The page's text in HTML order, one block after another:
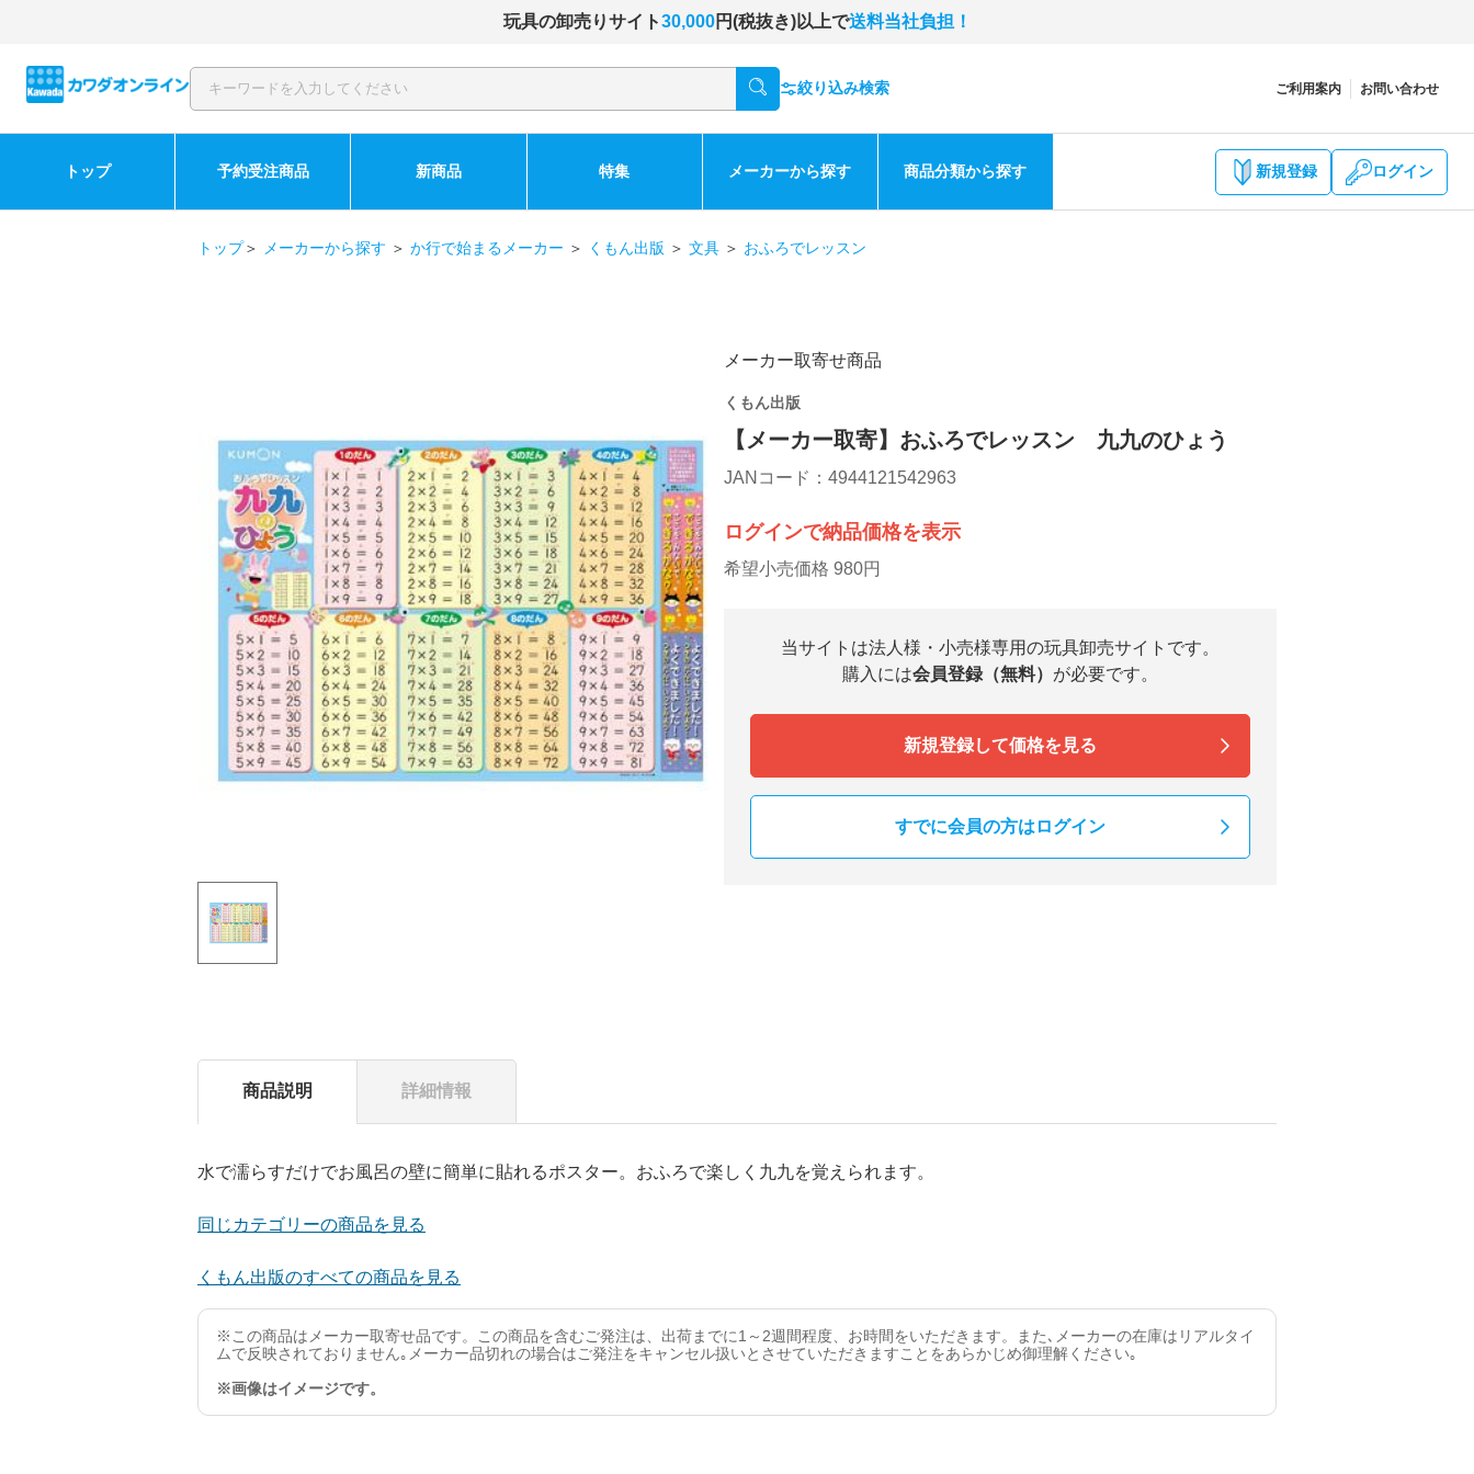
玩具の卸売りサイト30,000円(税抜き)以上で送料当社負担！
絞り込み検索 ご利用案内 お問い合わせ
トップ 予約受注商品 新商品 特集 メーカーから探す 商品分類から探す 新規登録 ログイン
トップ＞ メーカーから探す ＞ か行で始まるメーカー ＞ くもん出版 ＞ 文具 ＞ おふろでレッスン
メーカー取寄せ商品
くもん出版
【メーカー取寄】おふろでレッスン 九九のひょう
JANコード：4944121542963
ログインで納品価格を表示
希望小売価格 980円
当サイトは法人様・小売様専用の玩具卸売サイトです。
購入には会員登録（無料） が必要です。
新規登録して価格を見る
すでに会員の方はログイン
商品説明 詳細情報
水で濡らすだけでお風呂の壁に簡単に貼れるポスター。おふろで楽しく九九を覚えられます。
同じカテゴリーの商品を見る
くもん出版のすべての商品を見る
※この商品はメーカー取寄せ品です。この商品を含むご発注は、出荷までに1～2週間程度、お時間をいただきます。また､メーカーの在庫はリアルタイ
ムで反映されておりません｡メーカー品切れの場合はご発注をキャンセル扱いとさせていただきますことをあらかじめ御理解ください｡
※画像はイメージです。